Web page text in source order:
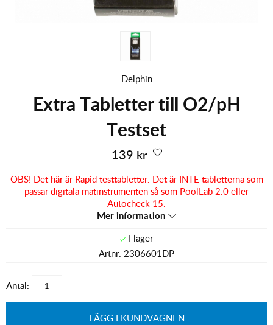
Delphin
Extra Tabletter till O2/pH
Testset
139 kr
OBS! Det här är Rapid testtabletter. Det är INTE tabletterna som
passar digitala mätinstrumenten så som PoolLab 2.0 eller
Autocheck 15.
Mer information
Artnr: 2306601DP
Antal:
LÄGG I KUNDVAGNEN